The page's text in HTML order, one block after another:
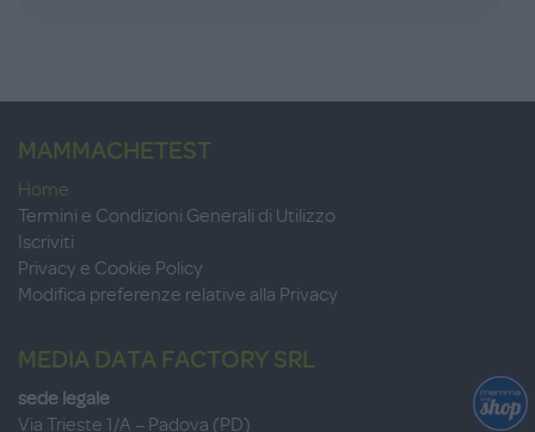
MAMMACHETEST
Home
Termini e Condizioni Generali di Utilizzo
Iscriviti
Privacy e Cookie Policy
Modifica preferenze relative alla Privacy
MEDIA DATA FACTORY SRL
sede legale
Via Trieste 1/A – Padova (PD)